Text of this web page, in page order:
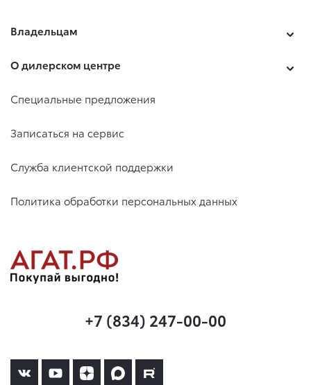
Владельцам
О дилерском центре
Специальные предложения
Записаться на сервис
Служба клиентской поддержки
Политика обработки персональных данных
+7 (834) 247-00-00